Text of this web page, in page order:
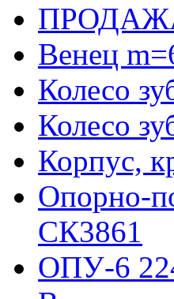
Венец
Колесо
Колесо
Корпус,
Опорно-
СК3861
ОПУ-6